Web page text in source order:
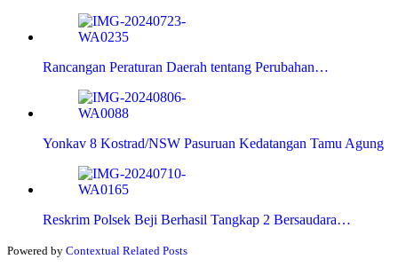
Rancangan Peraturan Daerah tentang Perubahan…
Yonkav 8 Kostrad/NSW Pasuruan Kedatangan Tamu Agung
Reskrim Polsek Beji Berhasil Tangkap 2 Bersaudara…
Powered by Contextual Related Posts